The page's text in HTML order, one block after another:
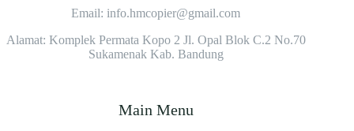
Email: info.hmcopier@gmail.com
Alamat: Komplek Permata Kopo 2 Jl. Opal Blok C.2 No.70
Sukamenak Kab. Bandung
Main Menu